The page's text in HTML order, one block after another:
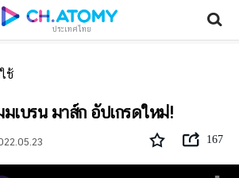
ประเทศไทย
รน มาส์ก อัปเกรดใหม่!
ช้
มเบรน มาส์ก อัปเกรดใหม่!
167